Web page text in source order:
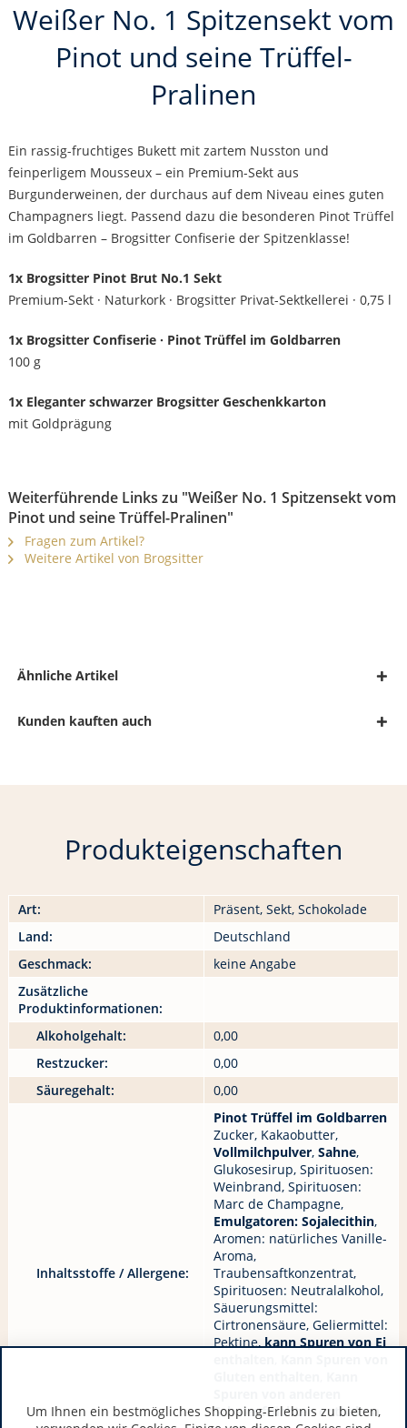
Weißer No. 1 Spitzensekt vom
Pinot und seine Trüffel-
Pralinen
Ein rassig-fruchtiges Bukett mit zartem Nusston und
feinperligem Mousseux – ein Premium-Sekt aus
Burgunderweinen, der durchaus auf dem Niveau eines guten
Champagners liegt. Passend dazu die besonderen Pinot Trüffel
im Goldbarren – Brogsitter Confiserie der Spitzenklasse!
1x Brogsitter Pinot Brut No.1 Sekt
Premium-Sekt · Naturkork · Brogsitter Privat-Sektkellerei · 0,75 l
1x Brogsitter Confiserie · Pinot Trüffel im Goldbarren
100 g
1x Eleganter schwarzer Brogsitter Geschenkkarton
mit Goldprägung
Weiterführende Links zu "Weißer No. 1 Spitzensekt vom
Pinot und seine Trüffel-Pralinen"
Fragen zum Artikel?
Weitere Artikel von Brogsitter
Ähnliche Artikel
Kunden kauften auch
Produkteigenschaften
Art:
Präsent, Sekt, Schokolade
Land:
Deutschland
Geschmack:
keine Angabe
Zusätzliche
Produktinformationen:
Alkoholgehalt:
0,00
Restzucker:
0,00
Säuregehalt:
0,00
Inhaltsstoffe / Allergene:
Pinot Trüffel im Goldbarren
Zucker, Kakaobutter,
Vollmilchpulver, Sahne,
Glukosesirup, Spirituosen:
Weinbrand, Spirituosen:
Marc de Champagne,
Emulgatoren: Sojalecithin,
Aromen: natürliches Vanille-
Aroma,
Traubensaftkonzentrat,
Spirituosen: Neutralalkohol,
Säuerungsmittel:
Cirtronensäure, Geliermittel:
Pektine,kann Spuren von Ei
Schalenfrüchten enthalten
Um Ihnen ein bestmögliches Shopping-Erlebnis zu bieten,